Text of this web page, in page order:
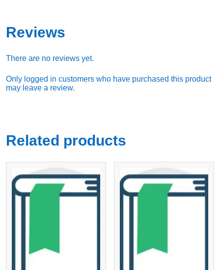
Reviews
There are no reviews yet.
Only logged in customers who have purchased this product
may leave a review.
Related products